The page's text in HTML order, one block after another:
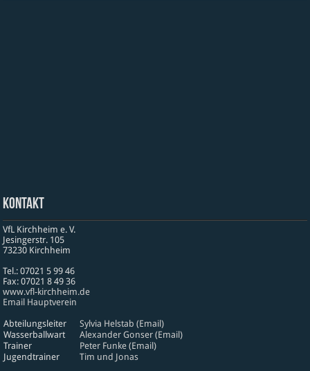
Kontakt
VfL Kirchheim e. V.
Jesinger­str. 105
73230 Kirch­heim
Tel.: 07021 5 99 46
Fax: 07021 8 49 36
www​.vfl​-kirch​heim​.de
Email Hauptverein
Abteilungsleiter
Sylvia Helstab (Email)
Wasserballwart
Alexander Gonser (Email)
Trainer
Peter Funke (Email)
Jugendtrainer
Tim und Jonas